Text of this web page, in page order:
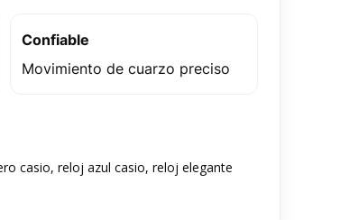
Confiable
Movimiento de cuarzo preciso
casio, reloj azul casio, reloj elegante